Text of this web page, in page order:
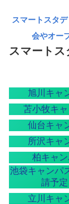
スマートスタ
会やオー
スマート
旭川キャ
苫小牧キ
仙台キャ
所沢キャ
柏キャン
池袋キャンパ
請予定
立川キャ